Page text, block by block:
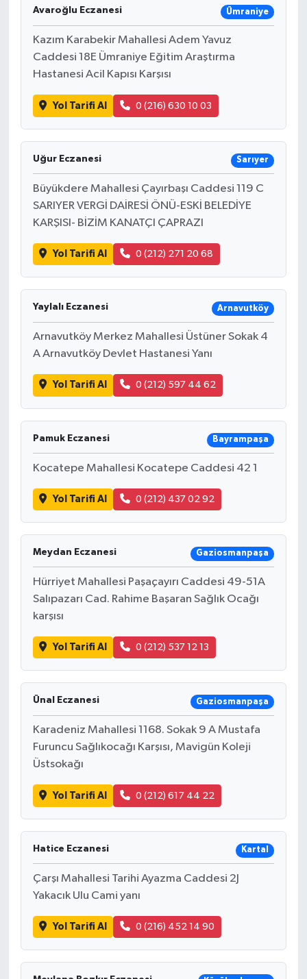
Avaroğlu Eczanesi Ümraniye
Kazım Karabekir Mahallesi Adem Yavuz
Caddesi 18E Ümraniye Eğitim Araştırma
Hastanesi Acil Kapısı Karşısı
Yol Tarifi Al 0 (216) 630 10 03
Uğur Eczanesi Sarıyer
Büyükdere Mahallesi Çayırbaşı Caddesi 119 C
SARIYER VERGİ DAİRESİ ÖNÜ-ESKİ BELEDİYE
KARŞISI- BİZİM KANATÇI ÇAPRAZI
Yol Tarifi Al 0 (212) 271 20 68
Yaylalı Eczanesi Arnavutköy
Arnavutköy Merkez Mahallesi Üstüner Sokak 4
A Arnavutköy Devlet Hastanesi Yanı
Yol Tarifi Al 0 (212) 597 44 62
Pamuk Eczanesi Bayrampaşa
Kocatepe Mahallesi Kocatepe Caddesi 42 1
Yol Tarifi Al 0 (212) 437 02 92
Meydan Eczanesi Gaziosmanpaşa
Hürriyet Mahallesi Paşaçayırı Caddesi 49-51A
Salıpazarı Cad. Rahime Başaran Sağlık Ocağı
karşısı
Yol Tarifi Al 0 (212) 537 12 13
Ünal Eczanesi Gaziosmanpaşa
Karadeniz Mahallesi 1168. Sokak 9 A Mustafa
Furuncu Sağlıkocağı Karşısı, Mavigün Koleji
Üstsokağı
Yol Tarifi Al 0 (212) 617 44 22
Hatice Eczanesi Kartal
Çarşı Mahallesi Tarihi Ayazma Caddesi 2J
Yakacık Ulu Cami yanı
Yol Tarifi Al 0 (216) 452 14 90